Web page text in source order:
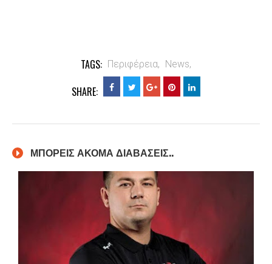
TAGS: Περιφέρεια, News,
SHARE:
ΜΠΟΡΕΙΣ ΑΚΟΜΑ ΔΙΑΒΑΣΕΙΣ..